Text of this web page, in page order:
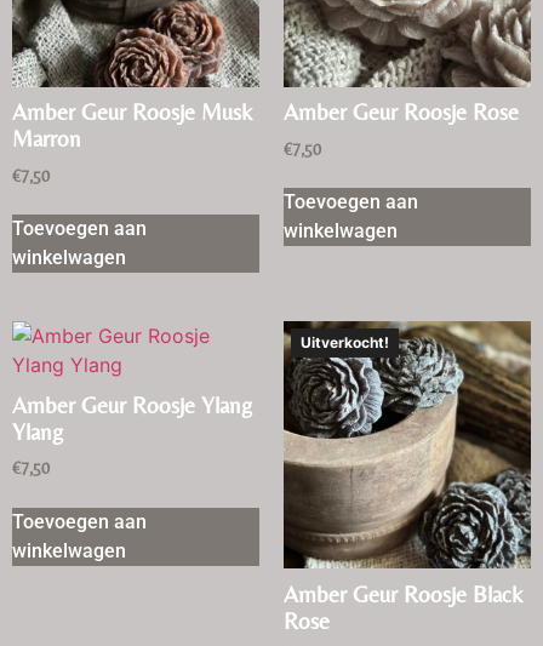
Amber Geur Roosje Musk
Marron
€7,50
Toevoegen aan
winkelwagen
Amber Geur Roosje Rose
€7,50
Toevoegen aan
winkelwagen
Amber Geur Roosje Ylang
Ylang
€7,50
Toevoegen aan
winkelwagen
Uitverkocht!
Amber Geur Roosje Black
Rose